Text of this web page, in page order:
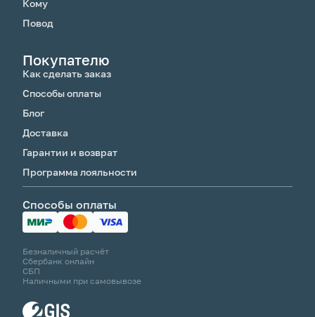
Кому
Повод
Покупателю
Как сделать заказ
Способы оплаты
Блог
Доставка
Гарантии и возврат
Программа лояльности
Способы оплаты
Безналичный расчёт
Сбербанк онлайн
СБП
Наличными при самовывозе